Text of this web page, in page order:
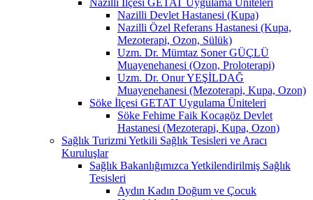
Nazilli Devlet Hastanesi (Kupa)
Nazilli Özel Referans Hastanesi (Kupa,
Mezoterapi, Ozon, Sülük)
Uzm. Dr. Mümtaz Soner GÜÇLÜ
Muayenehanesi (Ozon, Proloterapi)
Uzm. Dr. Onur YEŞİLDAĞ
Muayenehanesi (Mezoterapi, Kupa, Ozon)
Söke İlçesi GETAT Uygulama Üniteleri
Söke Fehime Faik Kocagöz Devlet
Hastanesi (Mezoterapi, Kupa, Ozon)
Sağlık Turizmi Yetkili Sağlık Tesisleri ve Aracı
Kuruluşlar
Sağlık Bakanlığımızca Yetkilendirilmiş Sağlık
Tesisleri
Aydın Kadın Doğum ve Çocuk